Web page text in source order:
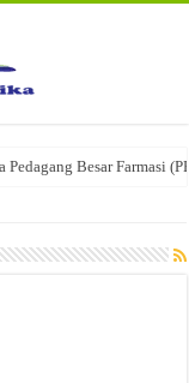
Besar Farmasi